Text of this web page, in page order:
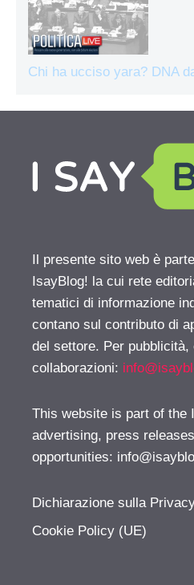
Chi ha ucciso yara? DNA
Il presente sito web è
IsayBlog! la cui rete
tematici di informazione
contano sul contributo di
del settore. Per pubblicità,
collaborazioni:
This website is part of the
advertising, press
opportunities:
Dichiarazione sulla
Cookie Policy (UE)